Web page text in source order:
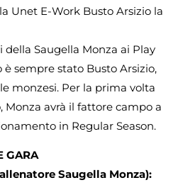
Unet E-Work Busto Arsizio la
Saugella Monza ai Play
è sempre stato Busto Arsizio,
monzesi. Per la prima volta
Monza avrà il fattore campo a
in Regular Season.
GARA
Saugella Monza):